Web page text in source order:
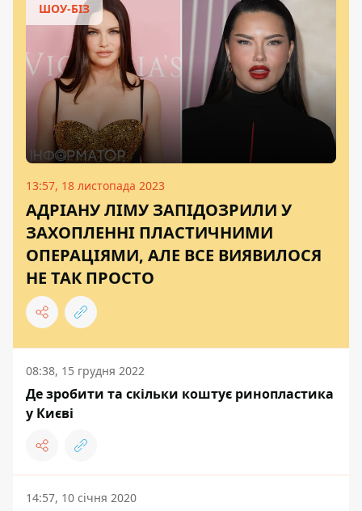
ШОУ-БІЗ
13:57, 18 листопада 2023
АДРІАНУ ЛІМУ ЗАПІДОЗРИЛИ У
ЗАХОПЛЕННІ ПЛАСТИЧНИМИ
ОПЕРАЦІЯМИ, АЛЕ ВСЕ ВИЯВИЛОСЯ
НЕ ТАК ПРОСТО
08:38, 15 грудня 2022
Де зробити та скільки коштує ринопластика
у Києві
14:57, 10 січня 2020